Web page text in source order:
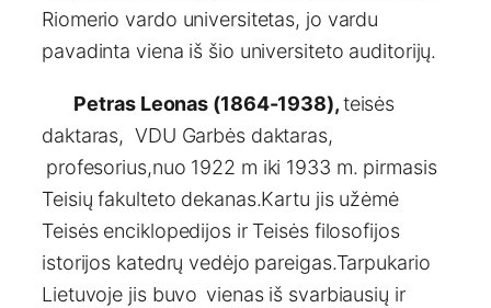
Riomerio vardo universitetas, jo vardu
pavadinta viena iš šio universiteto auditorijų.
Petras Leonas (1864-1938),teisės
daktaras, VDU Garbės daktaras,
profesorius,nuo 1922 m iki 1933 m. pirmasis
Teisių fakulteto dekanas.Kartu jis užėmė
Teisės enciklopedijos ir Teisės filosofijos
istorijos katedrų vedėjo pareigas.Tarpukario
Lietuvoje jis buvo vienas iš svarbiausių ir